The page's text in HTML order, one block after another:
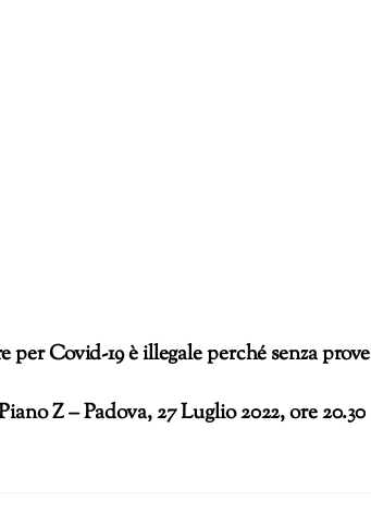
Covid-19 è illegale perché senza prove
Z – Padova, 27 Luglio 2022, ore 20.30